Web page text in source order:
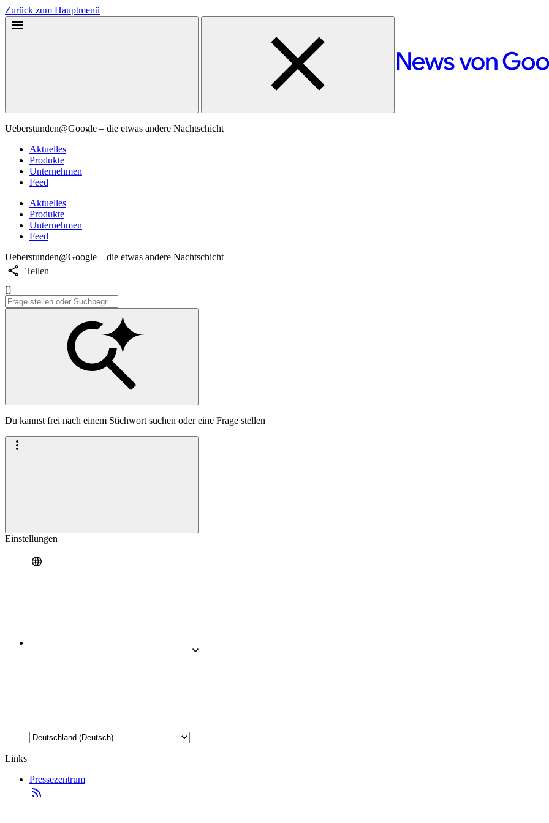
Zurück zum Hauptmenü
Ueberstunden@Google ‒ die etwas andere Nachtschicht
Aktuelles
Produkte
Unternehmen
Feed
Aktuelles
Produkte
Unternehmen
Feed
Ueberstunden@Google ‒ die etwas andere Nachtschicht
Teilen
[]
Du kannst frei nach einem Stichwort suchen oder eine Frage stellen
Einstellungen
Links
Pressezentrum